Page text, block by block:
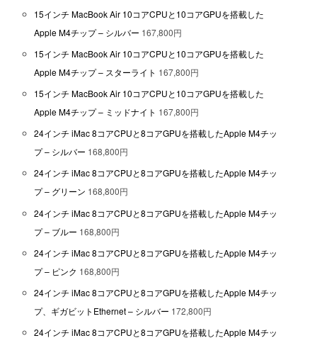
15インチ MacBook Air 10コアCPUと10コアGPUを搭載した
Apple M4チップ – シルバー 167,800円
15インチ MacBook Air 10コアCPUと10コアGPUを搭載した
Apple M4チップ – スターライト 167,800円
15インチ MacBook Air 10コアCPUと10コアGPUを搭載した
Apple M4チップ – ミッドナイト 167,800円
24インチ iMac 8コアCPUと8コアGPUを搭載したApple M4チッ
プ – シルバー 168,800円
24インチ iMac 8コアCPUと8コアGPUを搭載したApple M4チッ
プ – グリーン 168,800円
24インチ iMac 8コアCPUと8コアGPUを搭載したApple M4チッ
プ – ブルー 168,800円
24インチ iMac 8コアCPUと8コアGPUを搭載したApple M4チッ
プ – ピンク 168,800円
24インチ iMac 8コアCPUと8コアGPUを搭載したApple M4チッ
プ、ギガビットEthernet – シルバー 172,800円
24インチ iMac 8コアCPUと8コアGPUを搭載したApple M4チッ